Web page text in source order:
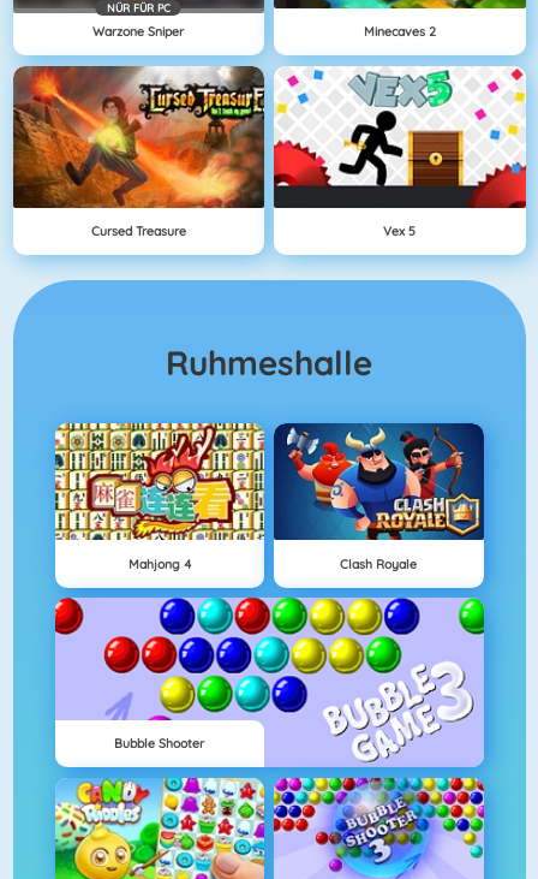
NÜR FÜR PC
Warzone Sniper Minecaves 2
Cursed Treasure Vex 5
Ruhmeshalle
Mahjong 4 Clash Royale
Bubble Shooter